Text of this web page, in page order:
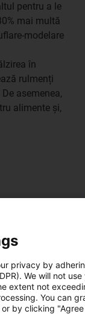
pentru a le
mai multă
modelare
în
rulmenți
asemenea,
alimente și,
privacy by
We will not
extent not
You can
by clicking "Agree